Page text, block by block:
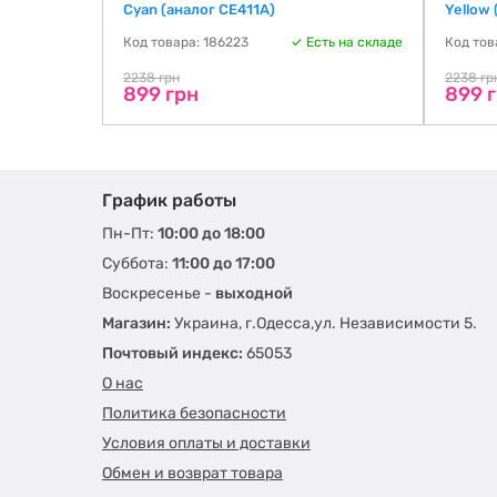
Cyan (аналог CE411A)
Код товара: 186223 Есть на складе
2238 грн
899 грн
Yellow
Код
2238
899
График работы
Пн-Пт: 10:00 до 18:00
Суббота: 11:00 до 17:00
Воскресенье - выходной
Магазин: Украина, г.Одесса,ул. Независимости 5.
Почтовый индекс: 65053
О нас
Политика безопасности
Условия оплаты и доставки
Обмен и возврат товара